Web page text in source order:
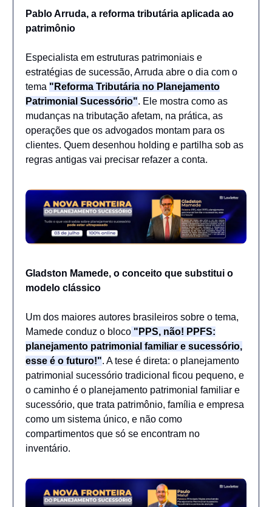
Pablo Arruda, a reforma tributária aplicada ao
patrimônio
Especialista em estruturas patrimoniais e
estratégias de sucessão, Arruda abre o dia com o
tema "Reforma Tributária no Planejamento
Patrimonial Sucessório". Ele mostra como as
mudanças na tributação afetam, na prática, as
operações que os advogados montam para os
clientes. Quem desenhou holding e partilha sob as
regras antigas vai precisar refazer a conta.
Gladston Mamede, o conceito que substitui o
modelo clássico
Um dos maiores autores brasileiros sobre o tema,
Mamede conduz o bloco "PPS, não! PPFS:
planejamento patrimonial familiar e sucessório,
esse é o futuro!". A tese é direta: o planejamento
patrimonial sucessório tradicional ficou pequeno, e
o caminho é o planejamento patrimonial familiar e
sucessório, que trata patrimônio, família e empresa
como um sistema único, e não como
compartimentos que só se encontram no
inventário.